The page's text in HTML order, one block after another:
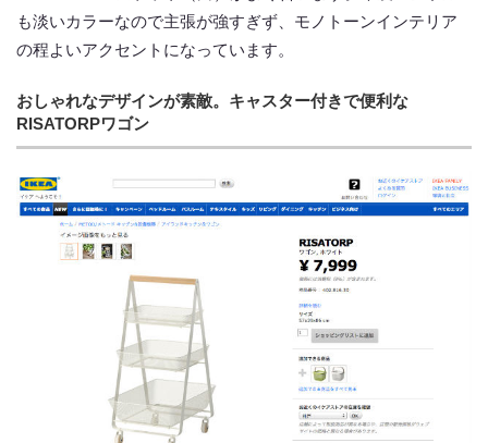
も淡いカラーなので主張が強すぎず、モノトーンインテリア
の程よいアクセントになっています。
おしゃれなデザインが素敵。キャスター付きで便利な
RISATORPワゴン